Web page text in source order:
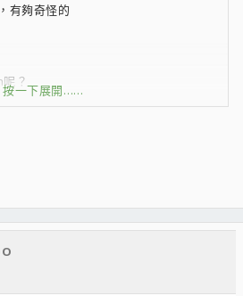
有夠奇怪的
？
樣情況嗎？ 大概北美這邊的ip
按一下展開……